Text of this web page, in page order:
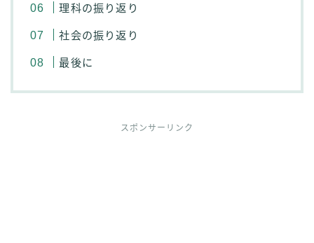
理科の振り返り
社会の振り返り
最後に
スポンサーリンク